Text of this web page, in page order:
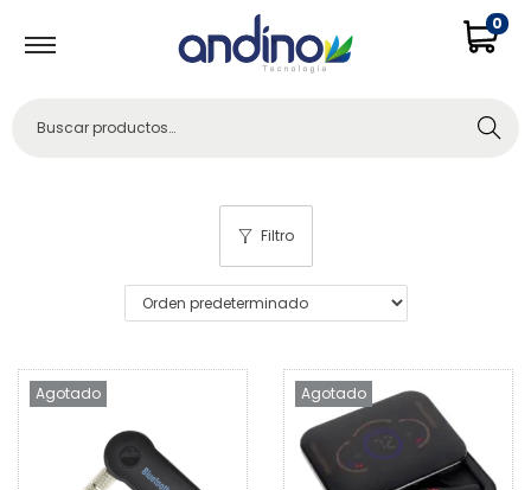
0
Buscar
Filtro
Agotado Agotado